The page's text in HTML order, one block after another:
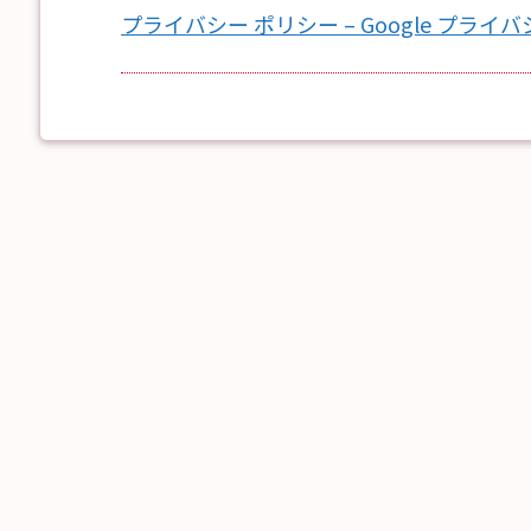
プライバシー ポリシー – Google プライバ